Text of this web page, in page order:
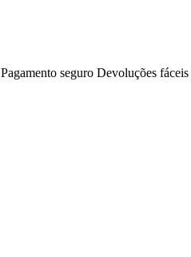
Pagamento seguro Devoluções fáceis